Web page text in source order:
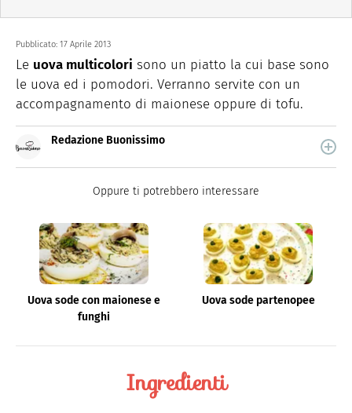
Pubblicato: 17 Aprile 2013
Le uova multicolori sono un piatto la cui base sono
le uova ed i pomodori. Verranno servite con un
accompagnamento di maionese oppure di tofu.
Redazione Buonissimo
quale trovi idee veloci, facili e spiegate passo passo.
Oppure ti potrebbero interessare
Uova sode con maionese e
funghi
Uova sode partenopee
Ingredienti